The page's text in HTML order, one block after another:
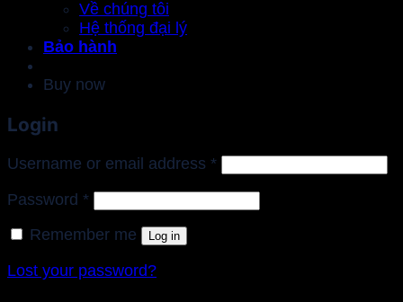
Về chúng tôi
Hệ thống đại lý
Bảo hành
Buy now
Login
Username or email address *Required
Password *Required
Remember me Log in
Lost your password?